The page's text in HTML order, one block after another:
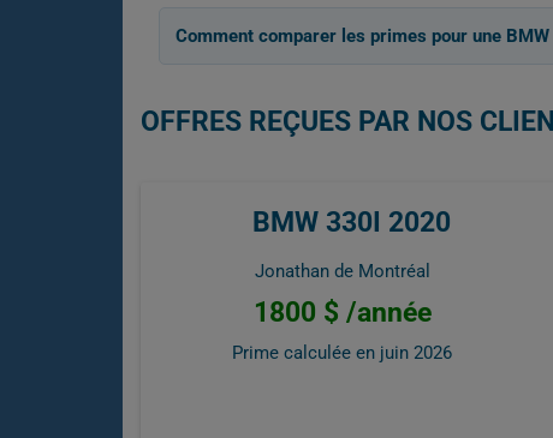
Comment comparer les primes pour une
OFFRES REÇUES PAR NOS
BMW 330I 2020
Jonathan de Montréal
1800 $ /année
Prime calculée en juin 2026